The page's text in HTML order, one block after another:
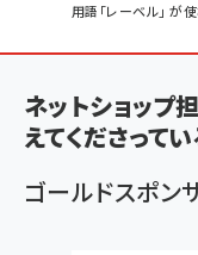
ン
く
ず
用語「レーベル」 が
ネットショップ
えてくださって
ゴールドスポン